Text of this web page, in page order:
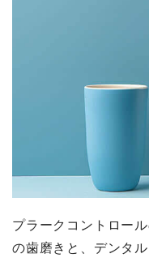
プラークコントロー
の歯磨きと、デンタ